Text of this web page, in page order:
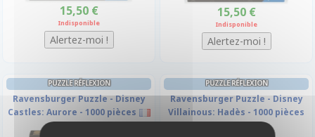
15,50 €
Indisponible
15,50 €
Indisponible
PUZZLE RÉFLEXION
Ravensburger Puzzle - Disney
Castles: Aurore - 1000 pièces
PUZZLE RÉFLEXION
Ravensburger Puzzle - Disney
Villainous: Hadès - 1000 pièces